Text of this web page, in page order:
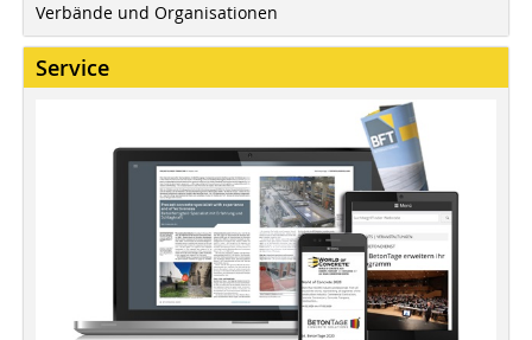
Verbände und Organisationen
Service